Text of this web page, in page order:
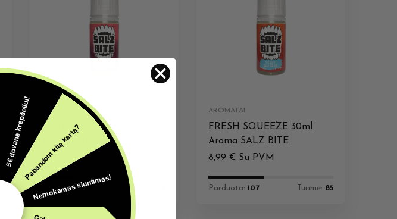
AROMATAI
Exotic Melon Mix 30ml
Aroma SALZ BITE
8,99
Su PVM
Parduota:144 Turime:
AROMATAI
FRESH SQUEEZE 30ml
Aroma SALZ BITE
8,99 € Su PVM
Parduota: 107 Turime: 85
5€ dovana krepšeliui!Pabandom kitą kartą?
Nemokamas siuntimas!